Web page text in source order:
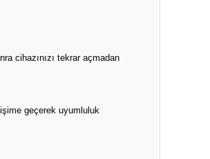
cihazınızı tekrar açmadan
geçerek uyumluluk